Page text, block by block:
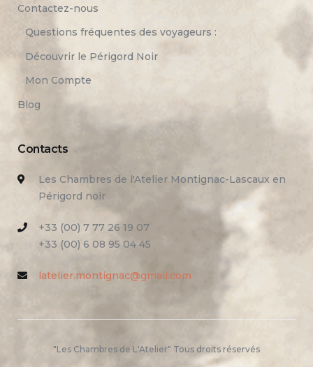
Contactez-nous
Questions fréquentes des voyageurs :
Découvrir le Périgord Noir
Mon Compte
Blog
Contacts
Les Chambres de l'Atelier Montignac-Lascaux en
Périgord noir
+33 (00) 7 77 26 19 07
+33 (00) 6 08 95 04 45
latelier.montignac@gmail.com
"Les Chambres de L'Atelier" Tous droits réservés